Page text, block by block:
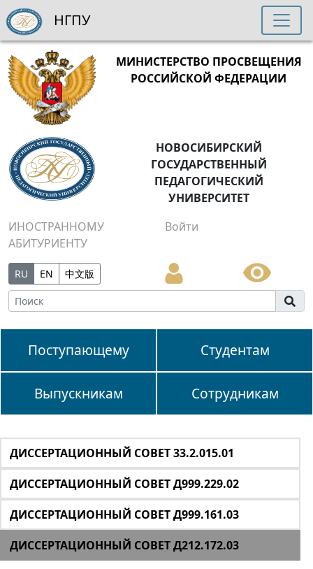
МИНИСТЕРСТВО ПРОСВЕЩЕНИЯ
РОССИЙСКОЙ ФЕДЕРАЦИИ
НОВОСИБИРСКИЙ
ГОСУДАРСТВЕННЫЙ
ПЕДАГОГИЧЕСКИЙ
УНИВЕРСИТЕТ
ИНОСТРАННОМУ
АБИТУРИЕНТУ
Войти
RU EN 中文版
Поступающему Студентам
Выпускникам Сотрудникам
НГПУ
ДИССЕРТАЦИОННЫЙ СОВЕТ 33.2.015.01
ДИССЕРТАЦИОННЫЙ СОВЕТ Д999.229.02
ДИССЕРТАЦИОННЫЙ СОВЕТ Д999.161.03
ДИССЕРТАЦИОННЫЙ СОВЕТ Д212.172.03